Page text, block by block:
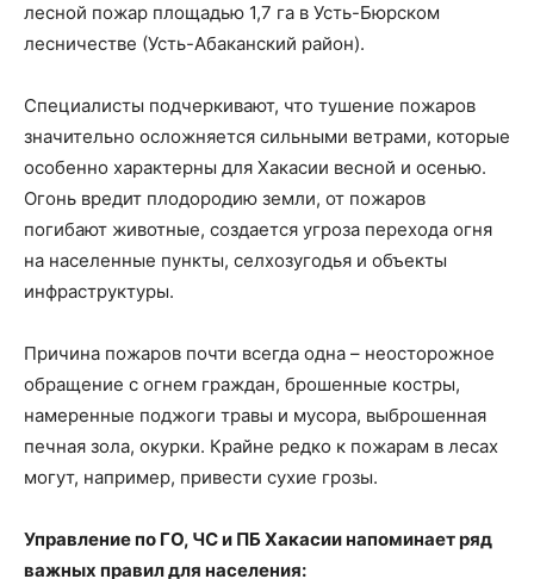
лесной пожар площадью 1,7 га в Усть-Бюрском
лесничестве (Усть-Абаканский район).
Специалисты подчеркивают, что тушение пожаров
значительно осложняется сильными ветрами, которые
особенно характерны для Хакасии весной и осенью.
Огонь вредит плодородию земли, от пожаров
погибают животные, создается угроза перехода огня
на населенные пункты, селхозугодья и объекты
инфраструктуры.
Причина пожаров почти всегда одна – неосторожное
обращение с огнем граждан, брошенные костры,
намеренные поджоги травы и мусора, выброшенная
печная зола, окурки. Крайне редко к пожарам в лесах
могут, например, привести сухие грозы.
Управление по ГО, ЧС и ПБ Хакасии напоминает ряд
важных правил для населения: